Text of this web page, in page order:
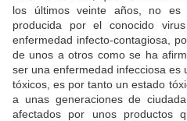
los últimos veinte años, no
producida por el conocido
enfermedad infecto-contagiosa,
de unos a otros como se ha
ser una enfermedad infecciosa es
tóxicos, es por tanto un estado
a unas generaciones de
afectados por unos productos